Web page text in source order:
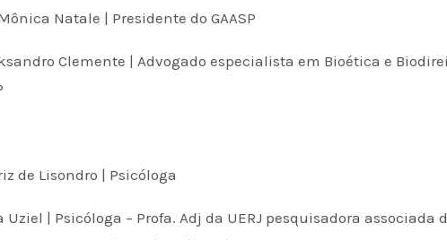
Natale | Presidente do GAASP
Clemente | Advogado especialista em Bioética e
de Lisondro | Psicóloga
Uziel | Psicóloga – Profa. Adj da UERJ pesquisadora